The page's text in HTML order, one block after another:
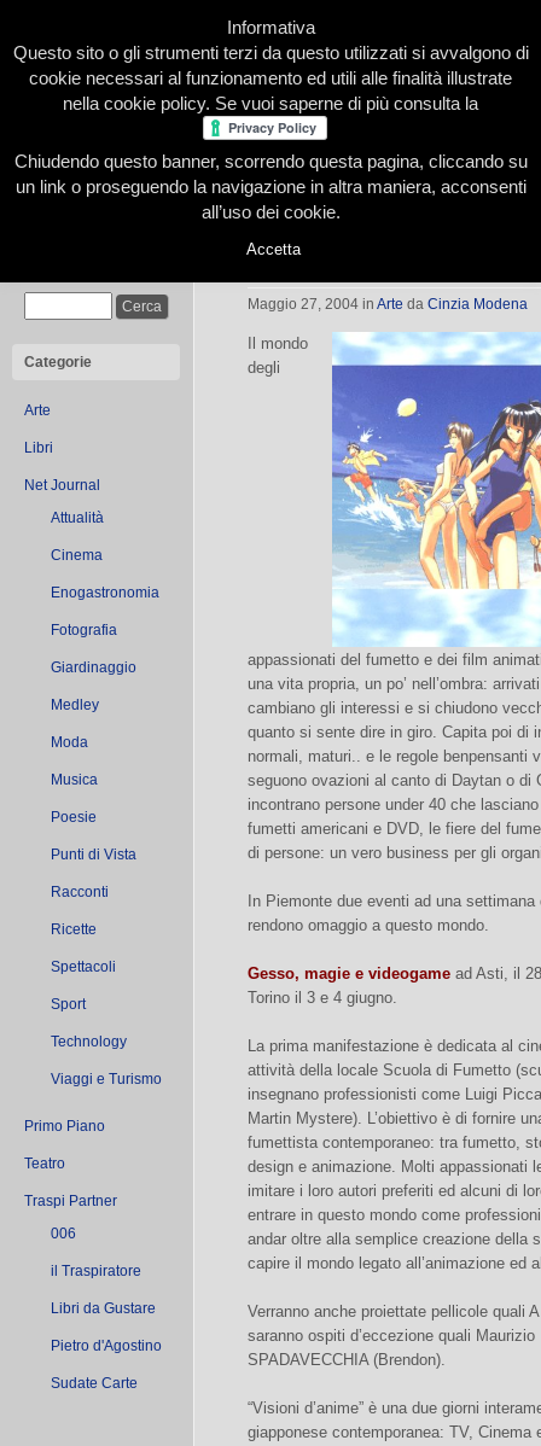
Home Presentazione Redazione Le nostre firme
Categorie
Arte
Libri
Net Journal
Attualità
Cinema
Enogastronomia
Fotografia
Giardinaggio
Medley
Moda
Musica
Poesie
Punti di Vista
Racconti
Ricette
Spettacoli
Sport
Technology
Viaggi e Turismo
Primo Piano
Teatro
Traspi Partner
006
il Traspiratore
Libri da Gustare
Pietro d'Agostino
Sudate Carte
Anime, manga e fumetto
Maggio 27, 2004 in Arte da Cinzia Modena
Il mondo
degli
appassionati del fumetto e dei film
una vita propria, un po’ nell’ombra:
cambiano gli interessi e si chiudono
quanto si sente dire in giro. Capita poi di
normali, maturi.. e le regole benpensanti
seguono ovazioni al canto di Daytan o di
incontrano persone under 40 che
fumetti americani e DVD, le fiere del
di persone: un vero business per gli
In Piemonte due eventi ad una
rendono omaggio a questo mondo.
Gesso, magie e videogame ad Asti, il
Torino il 3 e 4 giugno.
La prima manifestazione è dedicata al
attività della locale Scuola di Fumetto
insegnano professionisti come Luigi
Martin Mystere). L’obiettivo è di fornire
fumettista contemporaneo: tra fumetto,
design e animazione. Molti appassionati
imitare i loro autori preferiti ed alcuni di
entrare in questo mondo come
andar oltre alla semplice creazione della
capire il mondo legato all’animazione ed
Verranno anche proiettate pellicole quali
saranno ospiti d’eccezione quali
SPADAVECCHIA (Brendon).
“Visioni d’anime” è una due giorni
giapponese contemporanea: TV, Cinema
Informativa
Questo sito o gli strumenti terzi da questo utilizzati si avvalgono di
cookie necessari al funzionamento ed utili alle finalità illustrate
nella cookie policy. Se vuoi saperne di più consulta la
Chiudendo questo banner, scorrendo questa pagina, cliccando su
un link o proseguendo la navigazione in altra maniera, acconsenti
all’uso dei cookie.
Accetta